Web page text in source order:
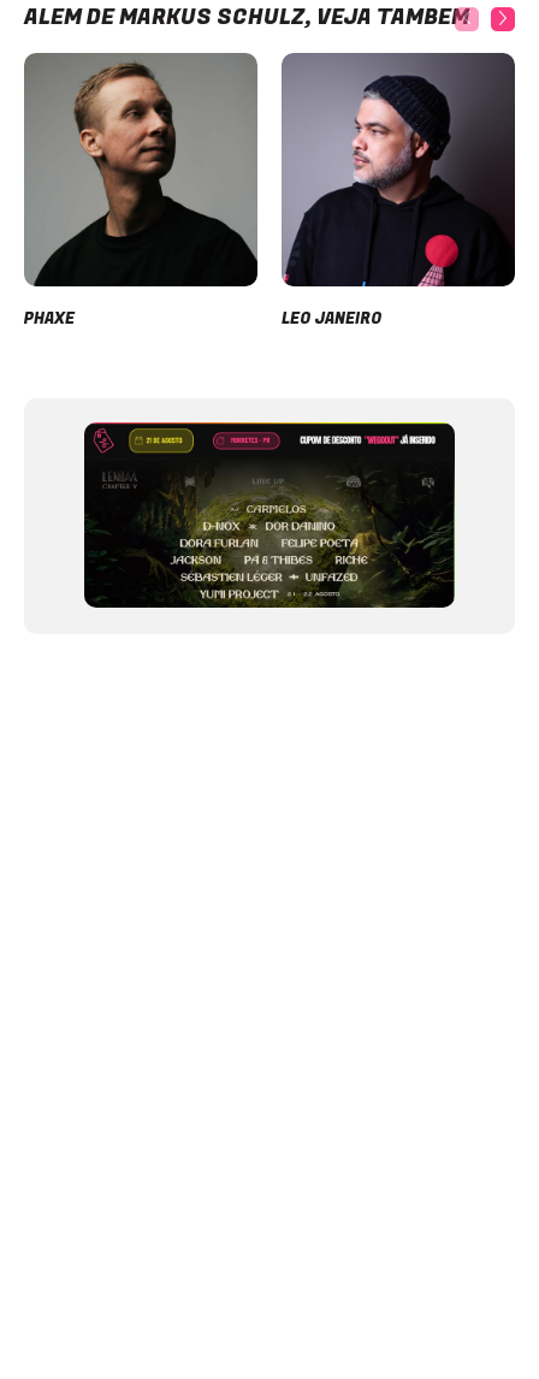
ALÉM DE MARKUS SCHULZ, VEJA TAMBÉM
PHAXE LEO JANEIRO